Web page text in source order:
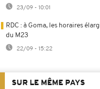
23/09 - 10:01
RDC : à Goma, les horaires
du M23
22/09 - 15:22
SUR LE MÊME PAYS